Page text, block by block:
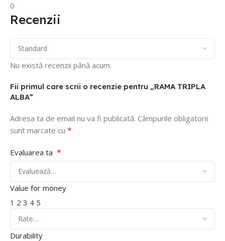
0
Recenzii
Nu există recenzii până acum.
Fii primul care scrii o recenzie pentru „RAMA TRIPLA
ALBA”
Adresa ta de email nu va fi publicată. Câmpurile obligatorii
sunt marcate cu *
Evaluarea ta *
Value for money
1 2 3 4 5
Durability